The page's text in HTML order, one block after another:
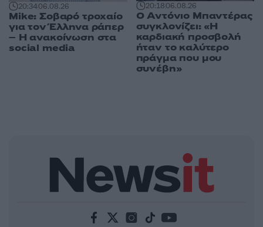
20:3406.08.26
Mike: Σοβαρό τροχαίο
για τον Έλληνα ράπερ
– Η ανακοίνωση στα
social media
20:1806.08.26
Ο Αντόνιο Μπαντέρας
συγκλονίζει: «Η
καρδιακή προσβολή
ήταν το καλύτερο
πράγμα που μου
συνέβη»